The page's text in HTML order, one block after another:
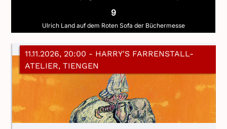
9
Ulrich Land auf dem Roten Sofa der Büchermesse
11.11.2026, 20:00 - HARRY'S FARRENSTALL-
ATELIER, TIENGEN